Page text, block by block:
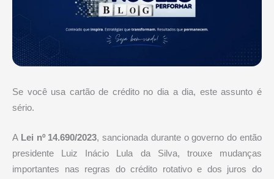
Se você usa cartão de crédito no dia a dia, este assunto é
sério.
A Lei nº 14.690/2023, sancionada durante o governo do então
presidente
Luiz Inácio Lula da Silva, trouxe mudanças
importantes nas regras do crédito rotativo e dos juros do